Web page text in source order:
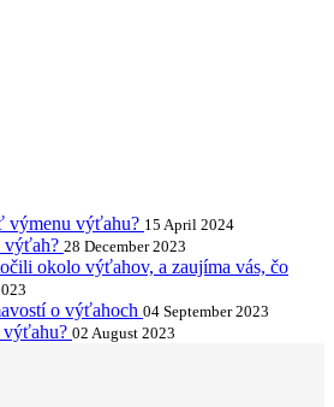
výmenu výťahu? 15 April 2024
výťah? 28 December 2023
okolo výťahov, a zaujíma vás, čo
o výťahoch 04 September 2023
výťahu? 02 August 2023